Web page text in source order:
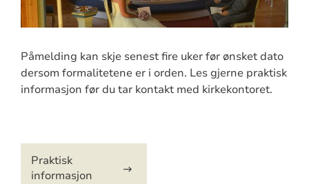
Påmelding kan skje senest fire uker før ønsket dato
dersom formalitetene er i orden. Les gjerne praktisk
informasjon før du tar kontakt med kirkekontoret.
Artikkelsnarveger
Praktisk
informasjon